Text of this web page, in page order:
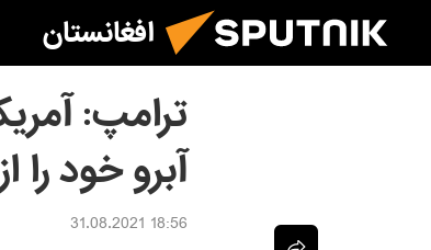
افغانستان
ترامپ:
آبرو خود
18:56 31.08.2021